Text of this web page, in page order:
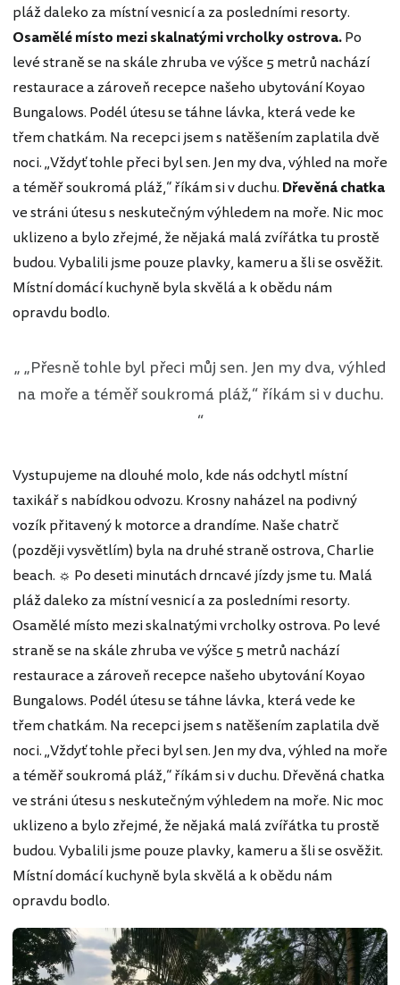
pláž daleko za místní vesnicí a za posledními resorty.
Osamělé místo mezi skalnatými vrcholky ostrova.Po
levé straně se na skále zhruba ve výšce 5 metrů nachází
restaurace a zároveň recepce našeho ubytování Koyao
Bungalows. Podél útesu se táhne lávka, která vede ke
třem chatkám. Na recepci jsem s natěšením zaplatila dvě
noci. „Vždyť tohle přeci byl sen. Jen my dva, výhled na moře
a téměř soukromá pláž,“ říkám si v duchu. Dřevěná chatka
ve stráni útesu s neskutečným výhledem na moře. Nic moc
uklizeno a bylo zřejmé, že nějaká malá zvířátka tu prostě
budou. Vybalili jsme pouze plavky, kameru a šli se osvěžit.
Místní domácí kuchyně byla skvělá a k obědu nám
opravdu bodlo.
„Přesně tohle byl přeci můj sen. Jen my dva, výhled
na moře a téměř soukromá pláž,“ říkám si v duchu.
Vystupujeme na dlouhé molo, kde nás odchytl místní
taxikář s nabídkou odvozu. Krosny naházel na podivný
vozík přitavený k motorce a drandíme. Naše chatrč
(později vysvětlím) byla na druhé straně ostrova, Charlie
beach. ☼ Po deseti minutách drncavé jízdy jsme tu. Malá
pláž daleko za místní vesnicí a za posledními resorty.
Osamělé místo mezi skalnatými vrcholky ostrova. Po levé
straně se na skále zhruba ve výšce 5 metrů nachází
restaurace a zároveň recepce našeho ubytování Koyao
Bungalows. Podél útesu se táhne lávka, která vede ke
třem chatkám. Na recepci jsem s natěšením zaplatila dvě
noci. „Vždyť tohle přeci byl sen. Jen my dva, výhled na moře
a téměř soukromá pláž,“ říkám si v duchu. Dřevěná chatka
ve stráni útesu s neskutečným výhledem na moře. Nic moc
uklizeno a bylo zřejmé, že nějaká malá zvířátka tu prostě
budou. Vybalili jsme pouze plavky, kameru a šli se osvěžit.
Místní domácí kuchyně byla skvělá a k obědu nám
opravdu bodlo.